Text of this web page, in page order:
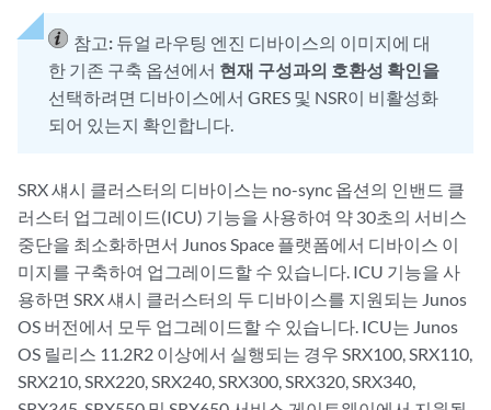
참고: 듀얼 라우팅 엔진 디바이스의 이미지에 대
한 기존 구축 옵션에서 현재 구성과의 호환성 확인을
선택하려면 디바이스에서 GRES 및 NSR이 비활성화
되어 있는지 확인합니다.
SRX 섀시 클러스터의 디바이스는 no-sync 옵션의 인밴드 클
러스터 업그레이드(ICU) 기능을 사용하여 약 30초의 서비스
중단을 최소화하면서 Junos Space 플랫폼에서 디바이스 이
미지를 구축하여 업그레이드할 수 있습니다. ICU 기능을 사
용하면 SRX 섀시 클러스터의 두 디바이스를 지원되는 Junos
OS 버전에서 모두 업그레이드할 수 있습니다. ICU는 Junos
OS 릴리스 11.2R2 이상에서 실행되는 경우 SRX100, SRX110,
SRX210, SRX220, SRX240, SRX300, SRX320, SRX340,